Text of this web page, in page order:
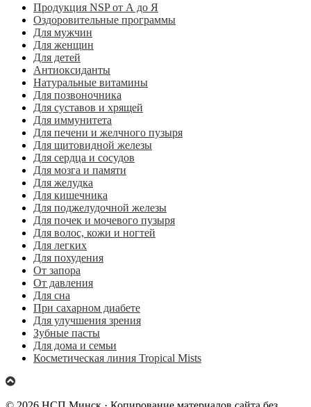
Продукция NSP от А до Я
Оздоровительные программы
Для мужчин
Для женщин
Для детей
Антиоксиданты
Натуральные витамины
Для позвоночника
Для суставов и хрящей
Для иммунитета
Для печени и желчного пузыря
Для щитовидной железы
Для сердца и сосудов
Для мозга и памяти
Для желудка
Для кишечника
Для поджелудочной железы
Для почек и мочевого пузыря
Для волос, кожи и ногтей
Для легких
Для похудения
От запора
От давления
Для сна
При сахарном диабете
Для улучшения зрения
Зубные пасты
Для дома и семьи
Косметическая линия Tropical Mists